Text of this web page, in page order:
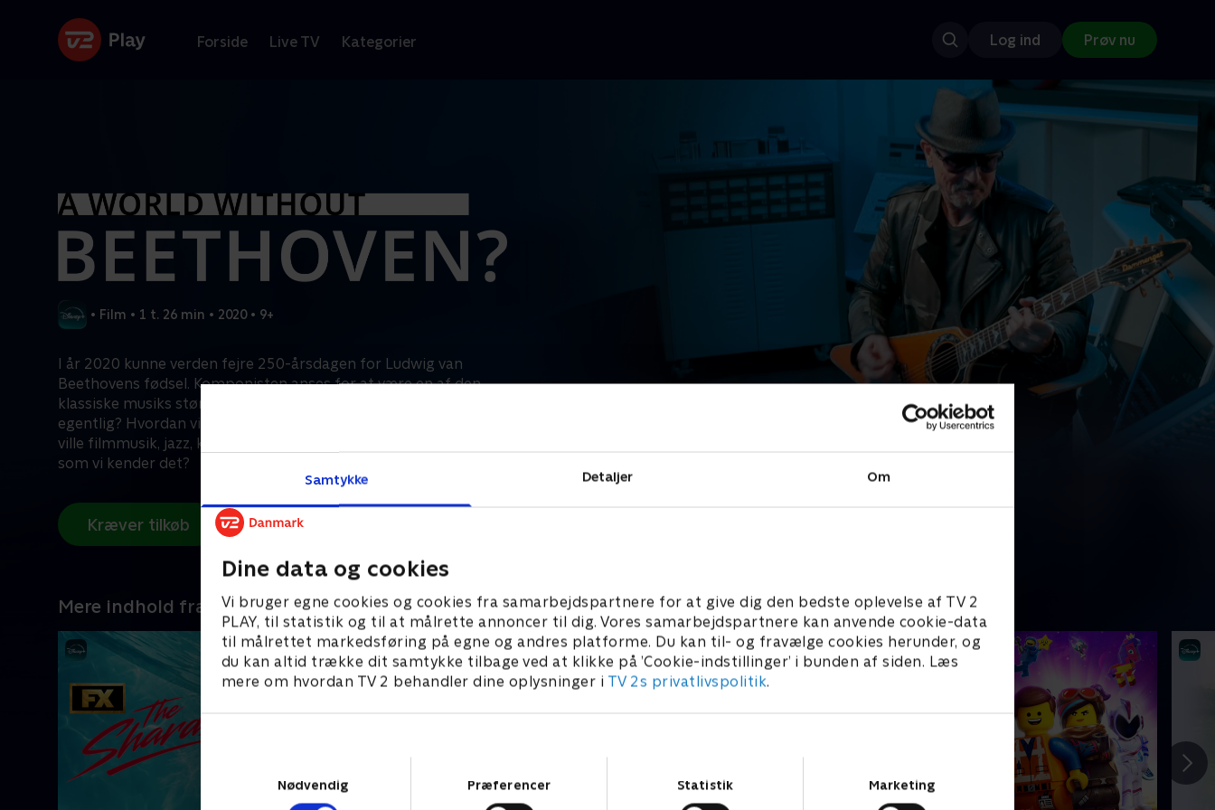
Samtykke Detaljer Om
Dine data og cookies
Vi bruger egne cookies og cookies fra samarbejdspartnere for at give dig den bedste oplevelse af TV 2
PLAY, til statistik og til at målrette annoncer til dig. Vores samarbejdspartnere kan anvende cookie-data
til målrettet markedsføring på egne og andres platforme. Du kan til- og fravælge cookies herunder, og
du kan altid trække dit samtykke tilbage ved at klikke på ’Cookie-indstillinger’ i bunden af siden. Læs
mere om hvordan TV 2 behandler dine oplysninger i TV 2s privatlivspolitik.
Nødvendig
Præferencer Statistik Marketing
Forside Live TV Kategorier Log ind Prøv nu
• Film • 1 t. 26 min • 2020 • 9+
I år 2020 kunne verden fejre 250-årsdagen for Ludwig van
Beethovens fødsel. Komponisten anses for at være en af den
klassiske musiks største nyskabere, men hvad betyder det
egentlig? Hvordan ville verden 'lyde' uden ham? Uden hans geni
ville filmmusik, jazz, konceptalbums og meget mere eksistere,
som vi kender det?
Kræver tilkøb
Mere indhold fra Disney+